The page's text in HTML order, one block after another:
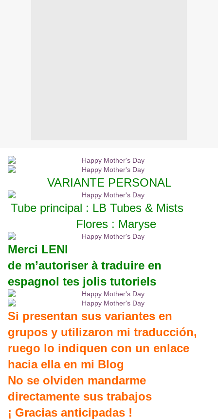
VARIANTE PERSONAL
Tube principal : LB Tubes & Mists
Flores : Maryse
Merci LENI
de m’autoriser à traduire en
espagnol tes jolis tutoriels
Si presentan sus variantes en
grupos y utilizaron mi traducción,
ruego lo indiquen con un enlace
hacia ella en mi Blog
No se olviden mandarme
directamente sus trabajos
¡ Gracias anticipadas !